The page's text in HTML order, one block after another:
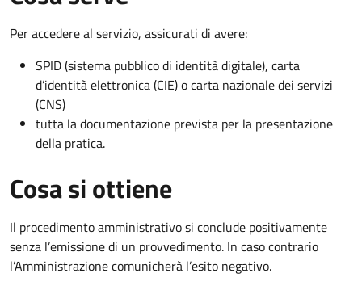
Per accedere al servizio, assicurati di avere:
SPID (sistema pubblico di identità digitale), carta
d’identità elettronica (CIE) o carta nazionale dei servizi
(CNS)
tutta la documentazione prevista per la presentazione
della pratica.
Cosa si ottiene
Il procedimento amministrativo si conclude positivamente
senza l’emissione di un provvedimento. In caso contrario
l’Amministrazione comunicherà l’esito negativo.